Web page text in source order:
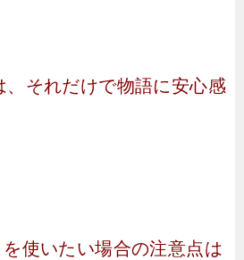
、それだけで物語に安心感
使いたい場合の注意点は